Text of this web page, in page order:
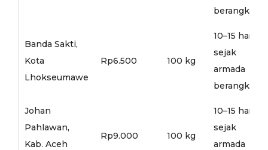
berangkat
Banda Sakti,
Kota
Lhokseumawe
Rp6.500 100 kg
10–15 hari
sejak
armada
berangkat
Johan
Pahlawan,
Kab. Aceh
Rp9.000 100 kg
10–15 hari
sejak
armada